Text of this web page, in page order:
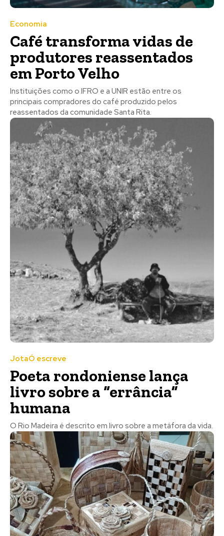
Economia
Café transforma vidas de
produtores reassentados
em Porto Velho
Instituições como o IFRO e a UNIR estão entre os
principais compradores do café produzido pelos
reassentados da comunidade Santa Rita.
JotaÓ escreve
Poeta rondoniense lança
livro sobre a “errância”
humana
O Rio Madeira é descrito em livro sobre a metáfora da vida.